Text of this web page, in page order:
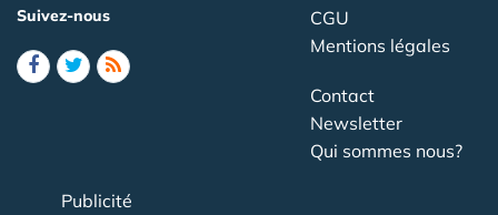
Suivez-nous
CGU
Mentions légales
Contact
Newsletter
Qui sommes nous?
Publicité